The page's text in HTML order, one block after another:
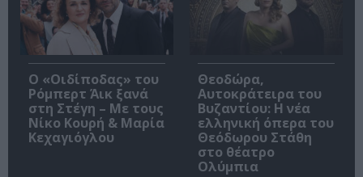
O «Οιδίποδας» του
Ρόμπερτ Άικ ξανά
στη Στέγη – Με τους
Νίκο Κουρή & Μαρία
Κεχαγιόγλου
Θεοδώρα,
Αυτοκράτειρα του
Βυζαντίου: Η νέα
ελληνική όπερα του
Θεόδωρου Στάθη
στο θέατρο
Ολύμπια